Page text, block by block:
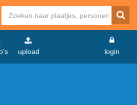
upload login